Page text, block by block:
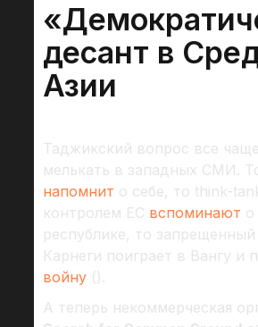
десант в
Азии
Таджикский вопрос все
мелькать в западных СМИ.
напомнит о себе, то think-
контролем ЕС вспоминают о
республике, то
Карнеги поиграет в Вангу и
войну ().
А теперь некоммерческая